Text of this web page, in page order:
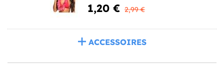
1,20 € 2,99 €
ACCESSOIRES